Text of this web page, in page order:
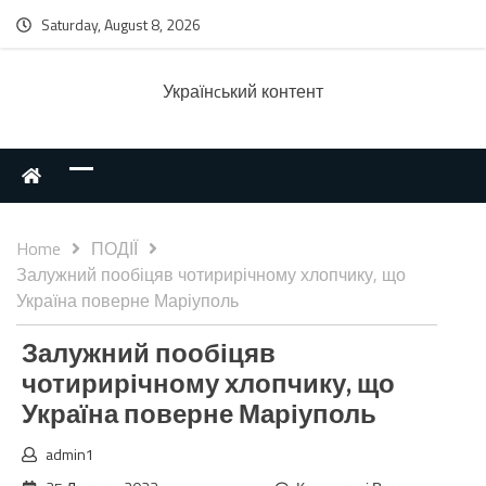
Saturday, August 8, 2026
Українcький контент
Home
ПОДІЇ
Залужний пообіцяв чотирирічному хлопчику, що
Україна поверне Маріуполь
Залужний пообіцяв
чотирирічному хлопчику, що
Україна поверне Маріуполь
admin1